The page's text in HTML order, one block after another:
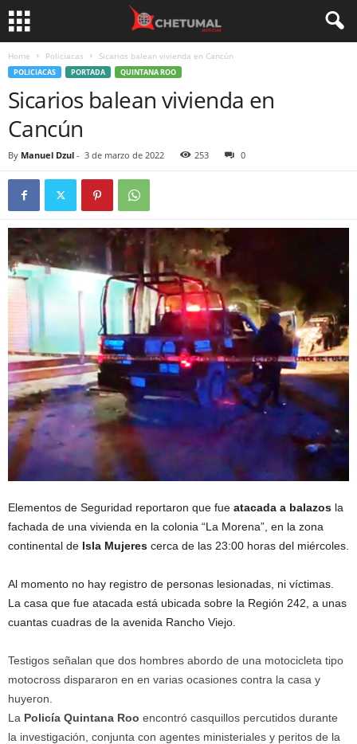
Home Policiacas Sicarios balean vivienda en Cancún
POLICIACAS PORTADA QUINTANA ROO
Sicarios balean vivienda en
Cancún
By Manuel Dzul - 3 de marzo de 2022 253 0
Elementos de Seguridad reportaron que fue atacada a balazos la
fachada de una vivienda en la colonia “La Morena”, en la zona
continental de Isla Mujeres cerca de las 23:00 horas del miércoles.
Al momento no hay registro de personas lesionadas, ni víctimas.
La casa que fue atacada está ubicada sobre la Región 242, a unas
cuantas cuadras de la avenida Rancho Viejo.
Testigos señalan que dos hombres abordo de una motocicleta tipo
motocross dispararon en en varias ocasiones contra la casa y
huyeron.
La Policía Quintana Roo encontró casquillos percutidos durante
la investigación, conjunta con agentes ministeriales y peritos de la